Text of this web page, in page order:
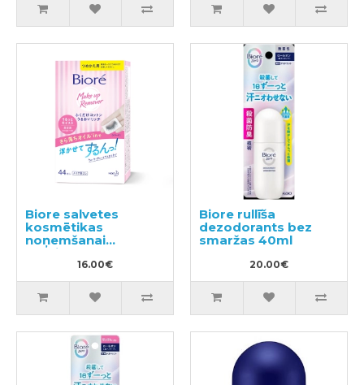
Biore salvetes
kosmētikas
noņemšanai
(papildus bloks)
16.00€
Biore rullīša
dezodorants bez
smaržas 40ml
20.00€